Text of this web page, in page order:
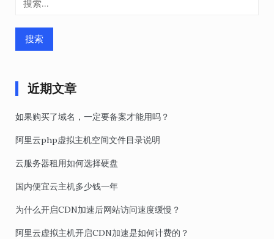
近期文章
如果购买了域名，一定要备案才能用吗？
阿里云php虚拟主机空间文件目录说明
云服务器租用如何选择硬盘
国内便宜云主机多少钱一年
为什么开启CDN加速后网站访问速度缓慢？
阿里云虚拟主机开启CDN加速是如何计费的？